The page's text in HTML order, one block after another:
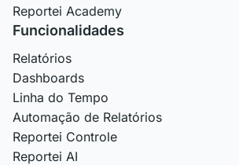
Reportei Academy
Funcionalidades
Relatórios
Dashboards
Linha do Tempo
Automação de Relatórios
Reportei Controle
Reportei AI